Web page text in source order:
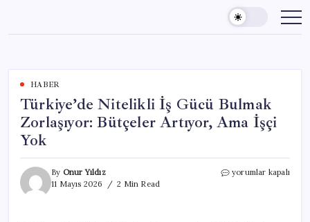
content
HABER
Türkiye’de Nitelikli İş Gücü Bulmak
Zorlaşıyor: Bütçeler Artıyor, Ama İşçi
Yok
By Onur Yıldız
11 Mayıs 2026
2 Min Read
Türkiye’de
yorumlar kapalı